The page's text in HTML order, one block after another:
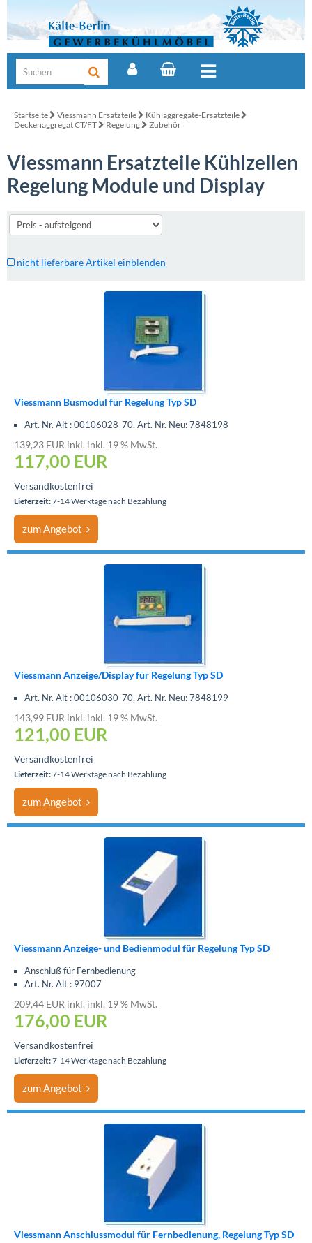
Startseite Viessmann Ersatzteile
Kühlaggregate-Ersatzteile
Deckenaggregat CT/FT
Regelung Zubehör
Viessmann Ersatzteile Kühlzellen
Regelung Module und Display
nicht lieferbare Artikel einblenden
Viessmann Busmodul für Regelung Typ SD
Art. Nr. Alt : 00106028-70, Art. Nr. Neu: 7848198
139,23 EUR inkl. inkl. 19 % MwSt.
117,00 EUR
Versandkostenfrei
Lieferzeit:7-14 Werktage nach Bezahlung
zum Angebot
Viessmann Anzeige/Display für Regelung Typ SD
Art. Nr. Alt : 00106030-70, Art. Nr. Neu: 7848199
143,99 EUR inkl. inkl. 19 % MwSt.
121,00 EUR
Versandkostenfrei
Lieferzeit:7-14 Werktage nach Bezahlung
zum Angebot
Viessmann Anzeige- und Bedienmodul für Regelung Typ SD
Anschluß für Fernbedienung
Art. Nr. Alt : 97007
209,44 EUR inkl. inkl. 19 % MwSt.
176,00 EUR
Versandkostenfrei
Lieferzeit:7-14 Werktage nach Bezahlung
zum Angebot
Viessmann Anschlussmodul für Fernbedienung, Regelung Typ SD